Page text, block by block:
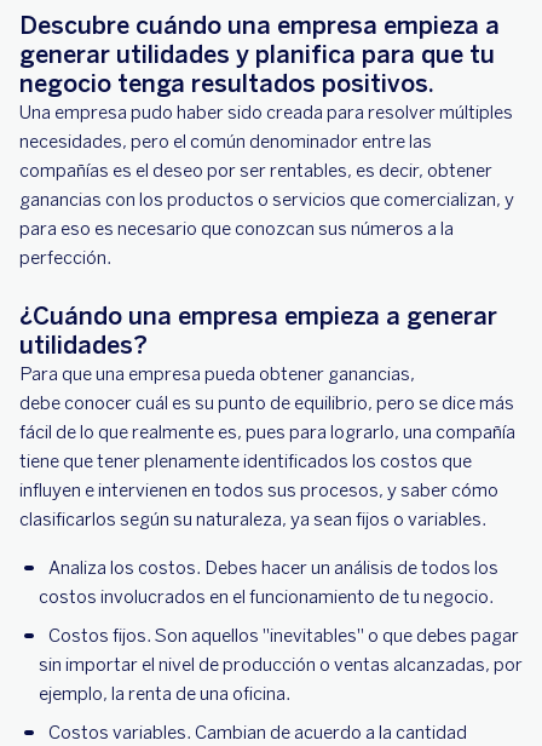
Descubre cuándo una empresa empieza a
generar utilidades y planifica para que tu
negocio tenga resultados positivos.
Una empresa pudo haber sido creada para resolver múltiples
necesidades, pero el común denominador entre las
compañías es el deseo por ser rentables, es decir, obtener
ganancias con los productos o servicios que comercializan, y
para eso es necesario que conozcan sus números a la
perfección.
¿Cuándo una empresa empieza a generar
utilidades?
Para que una empresa pueda obtener ganancias,
debe conocer cuál es su punto de equilibrio, pero se dice más
fácil de lo que realmente es, pues para lograrlo, una compañía
tiene que tener plenamente identificados los costos que
influyen e intervienen en todos sus procesos, y saber cómo
clasificarlos según su naturaleza, ya sean fijos o variables.
Analiza los costos. Debes hacer un análisis de todos los
costos involucrados en el funcionamiento de tu negocio.
Costos fijos. Son aquellos "inevitables" o que debes pagar
sin importar el nivel de producción o ventas alcanzadas, por
ejemplo, la renta de una oficina.
Costos variables. Cambian de acuerdo a la cantidad